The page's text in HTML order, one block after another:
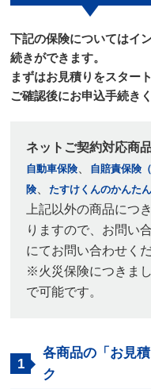
下記の保険についてはイ
続きができます。
まずはお⾒積りをスター
ご確認後にお申込⼿続き
ネットご契約対応商品
自動車保険 自賠責保険
険 、たすけくんのかんた
上記以外の商品につ
りますので、お問い
にてお問い合わせくだ
※火災保険につきま
で可能です。
1
各商品の「お見
ク